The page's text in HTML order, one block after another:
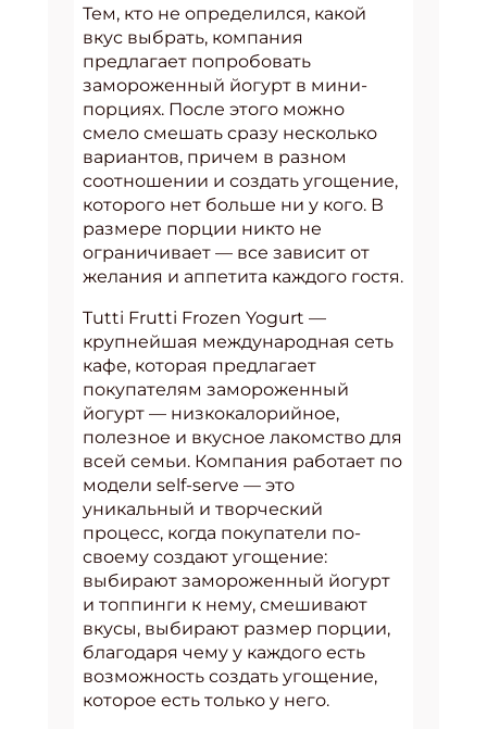
Тем, кто не определился, какой
вкус выбрать, компания
предлагает попробовать
замороженный йогурт в мини-
порциях. После этого можно
смело смешать сразу несколько
вариантов, причем в разном
соотношении и создать угощение,
которого нет больше ни у кого. В
размере порции никто не
ограничивает — все зависит от
желания и аппетита каждого гостя.
Tutti Frutti Frozen Yogurt —
крупнейшая международная сеть
кафе, которая предлагает
покупателям замороженный
йогурт — низкокалорийное,
полезное и вкусное лакомство для
всей семьи. Компания работает по
модели self-serve — это
уникальный и творческий
процесс, когда покупатели по-
своему создают угощение:
выбирают замороженный йогурт
и топпинги к нему, смешивают
вкусы, выбирают размер порции,
благодаря чему у каждого есть
возможность создать угощение,
которое есть только у него.